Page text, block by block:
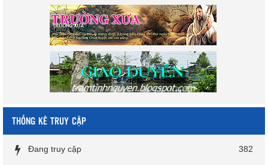
THỐNG KÊ TRUY CẬP
Đang truy cập 382